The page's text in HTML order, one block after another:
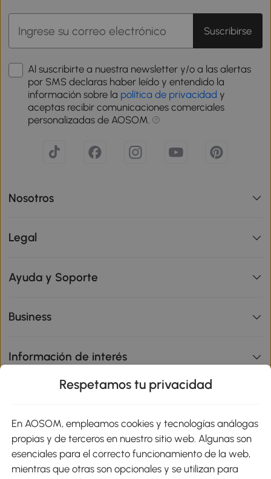
Suscribirse
Al suscribirte a nuestra newsletter y/o a las alertas
por SMS declaras haber leído y entendido la
información sobre la política de privacidad y
aceptas recibir comunicaciones comerciales
personalizadas de AOSOM.
Nosotros
Legal
Ayuda y Soporte
Business
Información de interés
Métodos de Pago
Respetamos tu privacidad
En AOSOM, empleamos cookies y tecnologías análogas
propias y de terceros en nuestro sitio web. Algunas son
esenciales para el correcto funcionamiento de la web,
mientras que otras son opcionales y se utilizan para